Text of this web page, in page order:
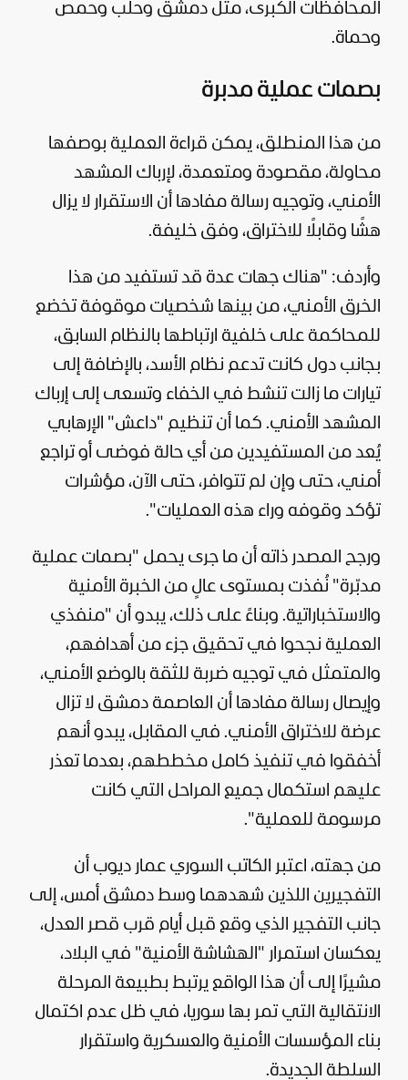
المحافظات الكبرى، مثل دمشق وحلب وحمص
وحماة.
بصمات عملية مدبرة
من هذا المنطلق، يمكن قراءة العملية بوصفها
محاولة، مقصودة ومتعمدة، لإرباك المشهد
الأمني، وتوجيه رسالة مفادها أن الاستقرار لا يزال
هشًا وقابلًا للاختراق، وفق خليفة.
وأردف: "هناك جهات عدة قد تستفيد من هذا
الخرق الأمني، من بينها شخصيات موقوفة تخضع
للمحاكمة على خلفية ارتباطها بالنظام السابق،
بجانب دول كانت تدعم نظام الأسد، بالإضافة إلى
تيارات ما زالت تنشط في الخفاء وتسعى إلى إرباك
المشهد الأمني. كما أن تنظيم "داعش" الإرهابي
يُعد من المستفيدين من أي حالة فوضى أو تراجع
أمني، حتى وإن لم تتوافر، حتى الآن، مؤشرات
تؤكد وقوفه وراء هذه العمليات".
ورجح المصدر ذاته أن ما جرى يحمل "بصمات عملية
مدبّرة" نُفذت بمستوى عالٍ من الخبرة الأمنية
والاستخباراتية. وبناءً على ذلك، يبدو أن "منفذي
العملية نجحوا في تحقيق جزء من أهدافهم،
والمتمثل في توجيه ضربة للثقة بالوضع الأمني،
وإيصال رسالة مفادها أن العاصمة دمشق لا تزال
عرضة للاختراق الأمني. في المقابل، يبدو أنهم
أخفقوا في تنفيذ كامل مخططهم، بعدما تعذر
عليهم استكمال جميع المراحل التي كانت
مرسومة للعملية".
من جهته، اعتبر الكاتب السوري عمار ديوب أن
التفجيرين اللذين شهدهما وسط دمشق أمس، إلى
جانب التفجير الذي وقع قبل أيام قرب قصر العدل،
يعكسان استمرار "الهشاشة الأمنية" في البلاد،
مشيرًا إلى أن هذا الواقع يرتبط بطبيعة المرحلة
الانتقالية التي تمر بها سوريا، في ظل عدم اكتمال
بناء المؤسسات الأمنية والعسكرية واستقرار
السلطة الجديدة.